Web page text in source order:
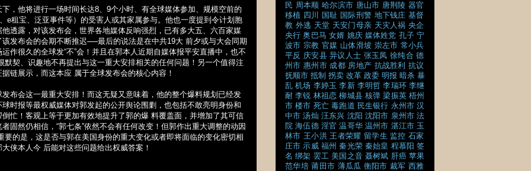
，他将进行一场时间长达8、 9个小时、有全球媒体参加、规模空前的
、 e租宝、泛亚事件等）的受害人或其家属参与。他也一度提到令计划胞
透露，对该发布会，世界各地媒体反响强烈，已有多大五、六百家媒
发布会的会期不断推迟──最后的说法是在中共19大 前夕或与大会同期
作很久的全球发“不”会！并且在郭本人近期自媒体报平安直播中，也不
契、识趣地不再提出与这一重大安排相关的任何问题！另一个值得注
链展示，而这本应 属于全球发布会的核心内容！
布会这一最重大安排！而这无疑又意味着，他的整个爆料规划已经发
球时报等最权威媒体对郭发起的公开舆论围剿，也包括不敢亮明身份和
忙！客观上等于更加有效地提升了郭的爆 料覆盖面，并增加了其可信
固然仍相信，“郭七条”依然不会有任何改变！但郭作出重大调整的动因
的是，这是否与郭在美国身份的重大变化或者即将面临的变化密切相
侠本人今 后能对这些问题给出权威答案！
民 周本顺 哈尔滨市 唐山市 唐荆陵 器官
移植 四川 国耻 国际刑警 地下钱庄 基督
教 外逃 天堂 天安门母亲 天灾人祸 央企
央行 奥巴马 女婿 姚庆 媒体姓党 孔子 宁
波市 宗教 官媒 山体滑坡 崇左市 常小兵
平反 庆安县 异议人士 张玉凤 徐纯合 德
州市 惠州市 成都 房地产 抗战胜利 抗议
抚顺市 抵制 拐卖 改革 政委 明报 暗杀 暴
乱 机场 李婷玉 李新 李明哲 李瑞环 李继
耐 李锐 林祖恋 柳城县 核弹 梁振英 梧州
市 楼市 死亡 毒跑道 民生银行 永州市 汉
中市 汤灿 汪东兴 沈阳 沈阳市 泉州市 法
院 海伍德 淫官 温哥华 温州市 湛江市 玉
林市 王小洪 王者荣耀 留学生 监控 石家
庄市 示威 福州 秦光荣 秦始皇 程慕阳 签
名 绑架 罢工 美国之音 聂树斌 肝癌 苹果
范华培 莆田市 薄瓜瓜 衡阳市 裁军 西雅